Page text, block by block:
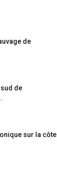
de
sud de
sur la côte